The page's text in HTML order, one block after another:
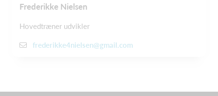
Frederikke Nielsen
Hovedtræner udvikler
frederikke4nielsen@gmail.com